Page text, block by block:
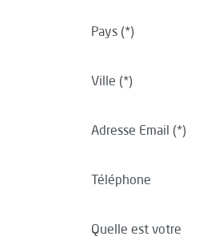
Pays
Ville
Adresse Email
Téléphone
Quelle est votre